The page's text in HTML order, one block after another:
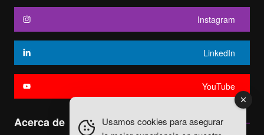
Instagram
LinkedIn
YouTube
Acerca de
Usamos cookies para asegurar